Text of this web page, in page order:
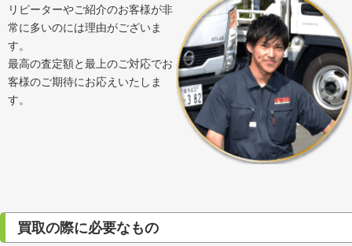
リピーターやご紹介のお客様が非
常に多いのには理由がございま
す。
最高の査定額と最上のご対応でお
客様のご期待にお応えいたしま
す。
買取の際に必要なもの